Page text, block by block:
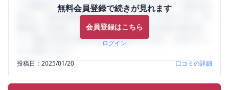
無料会員登録で続きが見れます
会員登録はこちら
ログイン
ミの投稿サイトです。給与面・女性の働きやすさ・会社の評
判など、女性の転職は気にすべき点がたくさんあります。先
輩社員（元社員）の口コミを通して、本当の会社の姿を知
り、将来の不安や現在の悩みを解消するために、ぜひサイト
投稿日：2025/01/20 口コミの詳細